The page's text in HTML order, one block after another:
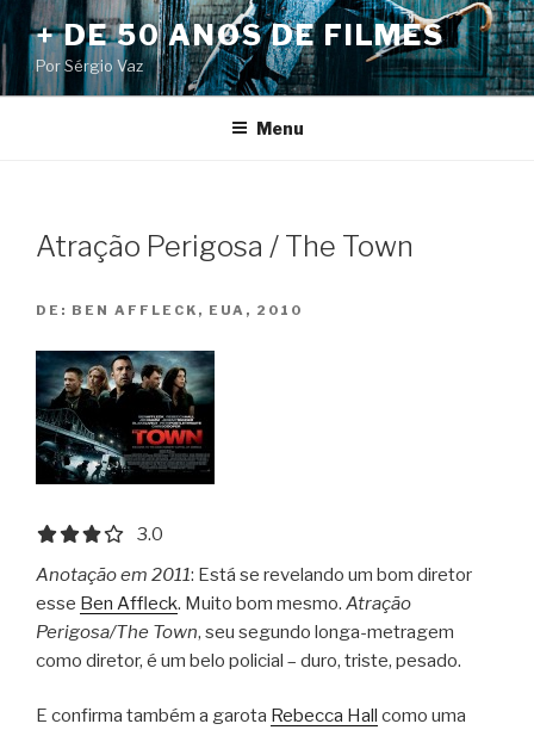
Pular
para
o
conteúdo
+ DE 50 ANOS DE FILMES
Por Sérgio Vaz
Menu
Atração Perigosa / The Town
DE: BEN AFFLECK, EUA, 2010
3.0 out of 5.0 stars
3.0
Anotação em 2011: Está se revelando um bom diretor
esse Ben Affleck. Muito bom mesmo. Atração
Perigosa/The Town, seu segundo longa-metragem
como diretor, é um belo policial – duro, triste, pesado.
E confirma também a garota Rebecca Hall como uma